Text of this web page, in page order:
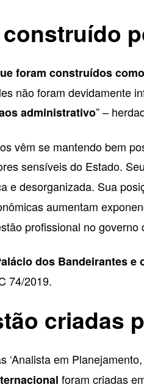
construído
foram construídos
não foram devidamente
administrativo” –
vêm se mantendo bem
sensíveis do Estado.
e desorganizada. Sua
aumentam
profissional no governo
dos Bandeirantes e
74/2019.
criadas
‘Analista em
foram criadas